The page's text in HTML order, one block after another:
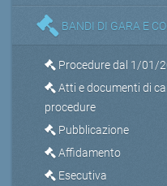
BANDI DI GARA E
Procedure dal 1/01/
Atti e documenti di
procedure
Pubblicazione
Affidamento
Esecutiva